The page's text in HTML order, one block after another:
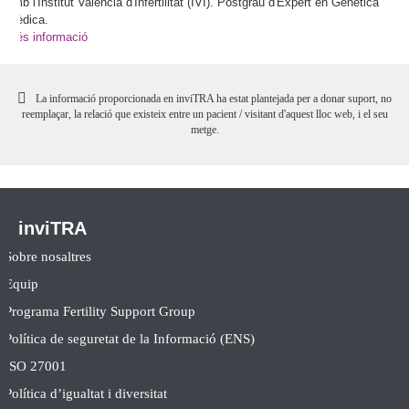
Mèdica.
Més informació
La informació proporcionada en inviTRA ha estat plantejada per a donar suport, no
reemplaçar, la relació que existeix entre un pacient / visitant d'aquest lloc web, i el seu
metge.
inviTRA
Sobre nosaltres
Equip
Programa Fertility Support Group
Política de seguretat de la Informació (ENS)
ISO 27001
Política d’igualtat i diversitat